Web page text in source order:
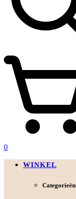
0
WINKEL
Categorieën